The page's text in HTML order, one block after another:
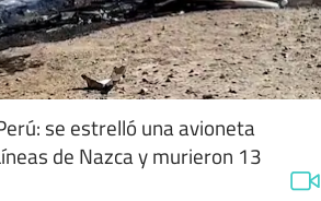
se estrelló una avioneta
de Nazca y murieron 13